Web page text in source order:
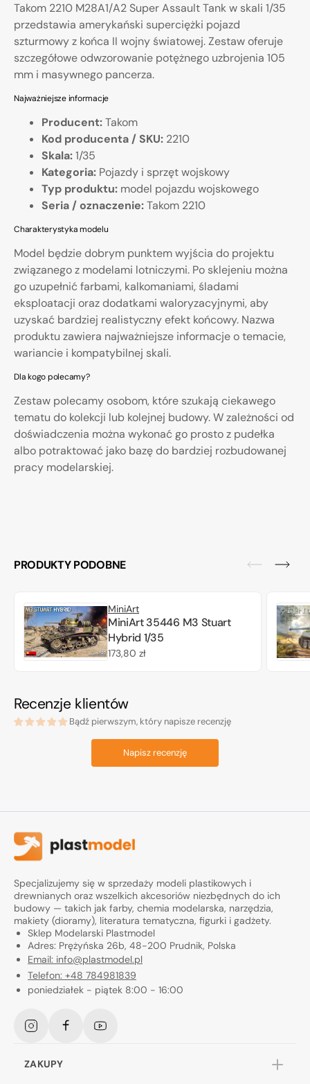
Takom 2210 M28A1/A2 Super Assault Tank w skali 1/35
przedstawia amerykański superciężki pojazd
szturmowy z końca II wojny światowej. Zestaw oferuje
szczegółowe odwzorowanie potężnego uzbrojenia 105
mm i masywnego pancerza.
Najważniejsze informacje
Producent:Takom
Kod producenta / SKU: 2210
Skala:1/35
Kategoria: Pojazdy i sprzęt wojskowy
Typ produktu: model pojazdu wojskowego
Seria / oznaczenie:Takom 2210
Charakterystyka modelu
Model będzie dobrym punktem wyjścia do projektu
związanego z modelami lotniczymi. Po sklejeniu można
go uzupełnić farbami, kalkomaniami, śladami
eksploatacji oraz dodatkami waloryzacyjnymi, aby
uzyskać bardziej realistyczny efekt końcowy. Nazwa
produktu zawiera najważniejsze informacje o temacie,
wariancie i kompatybilnej skali.
Dla kogo polecamy?
Zestaw polecamy osobom, które szukają ciekawego
tematu do kolekcji lub kolejnej budowy. W zależności od
doświadczenia można wykonać go prosto z pudełka
albo potraktować jako bazę do bardziej rozbudowanej
pracy modelarskiej.
PRODUKTY PODOBNE
MiniArt
MiniArt 35446 M3 Stuart
Hybrid 1/35
Cena
173,80 zł
Recenzje klientów
Bądź pierwszym, który napisze recenzję
Napisz recenzję
Specjalizujemy się w sprzedaży modeli plastikowych i
drewnianych oraz wszelkich akcesoriów niezbędnych do ich
budowy — takich jak farby, chemia modelarska, narzędzia,
makiety (dioramy), literatura tematyczna, figurki i gadżety.
Sklep Modelarski Plastmodel
Adres: Prężyńska 26b, 48-200 Prudnik, Polska
Email: info@plastmodel.pl
Telefon: +48 784981839
poniedziałek - piątek 8:00 - 16:00
InstagramFacebookYouTube
ZAKUPY